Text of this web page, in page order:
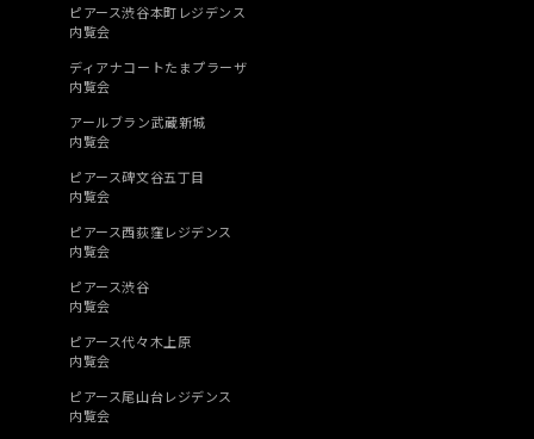
ピアース渋谷本町レジデンス
内覧会
ディアナコートたまプラーザ
内覧会
アールブラン武蔵新城
内覧会
ピアース碑文谷五丁目
内覧会
ピアース西荻窪レジデンス
内覧会
ピアース渋谷
内覧会
ピアース代々木上原
内覧会
ピアース尾山台レジデンス
内覧会